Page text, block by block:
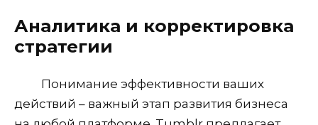
Аналитика и корректировка
стратегии
Понимание эффективности ваших
действий – важный этап развития бизнеса